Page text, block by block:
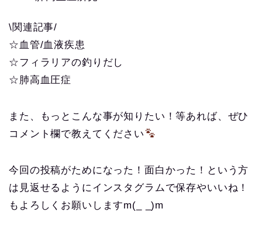
\関連記事/
☆血管/血液疾患
☆フィラリアの釣りだし
☆肺高血圧症
また、もっとこんな事が知りたい！等あれば、ぜひ
コメント欄で教えてください
今回の投稿がためになった！面白かった！という方
は見返せるようにインスタグラムで保存やいいね！
もよろしくお願いしますm(_ _)m